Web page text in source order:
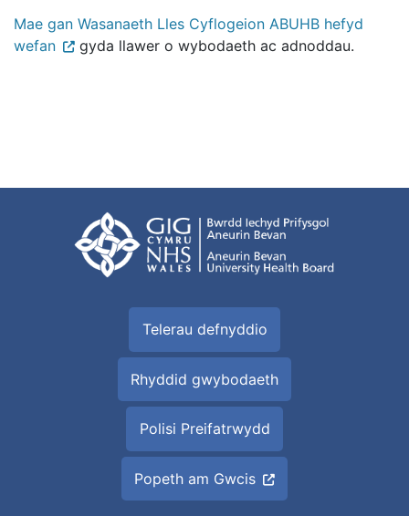
Mae gan Wasanaeth Lles Cyflogeion ABUHB hefyd
wefan
gyda llawer o wybodaeth ac adnoddau.
Telerau defnyddio
Rhyddid gwybodaeth
Polisi Preifatrwydd
Popeth am Gwcis